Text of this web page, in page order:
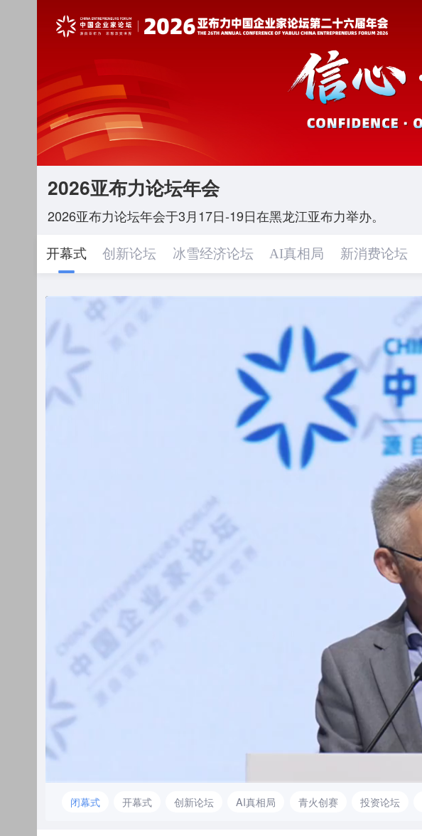
2026亚布力论坛年会
2026亚布力论坛年会于3月17日-19日在黑龙江亚布力举办。
开幕式 创新论坛 冰雪经济论坛 AI真相局 新消费论坛
Loaded
闭幕式 开幕式 创新论坛 AI真相局 青火创赛 投资论坛